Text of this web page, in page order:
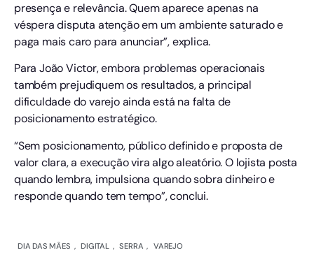
presença e relevância. Quem aparece apenas na
véspera disputa atenção em um ambiente saturado e
paga mais caro para anunciar”, explica.
Para João Victor, embora problemas operacionais
também prejudiquem os resultados, a principal
dificuldade do varejo ainda está na falta de
posicionamento estratégico.
“Sem posicionamento, público definido e proposta de
valor clara, a execução vira algo aleatório. O lojista posta
quando lembra, impulsiona quando sobra dinheiro e
responde quando tem tempo”, conclui.
DIA DAS MÃES , DIGITAL , SERRA , VAREJO